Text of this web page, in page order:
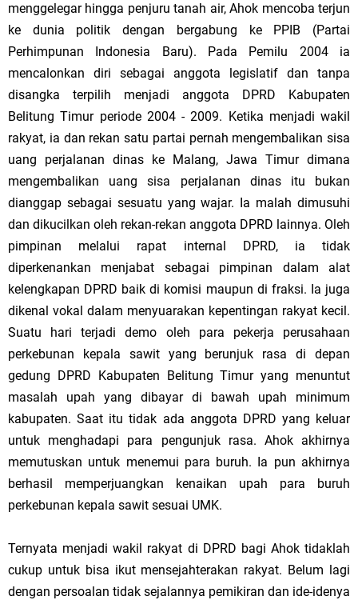
menggelegar hingga penjuru tanah air, Ahok mencoba terjun
ke dunia politik dengan bergabung ke PPIB (Partai
Perhimpunan Indonesia Baru). Pada Pemilu 2004 ia
mencalonkan diri sebagai anggota legislatif dan tanpa
disangka terpilih menjadi anggota DPRD Kabupaten
Belitung Timur periode 2004 - 2009. Ketika menjadi wakil
rakyat, ia dan rekan satu partai pernah mengembalikan sisa
uang perjalanan dinas ke Malang, Jawa Timur dimana
mengembalikan uang sisa perjalanan dinas itu bukan
dianggap sebagai sesuatu yang wajar. Ia malah dimusuhi
dan dikucilkan oleh rekan-rekan anggota DPRD lainnya. Oleh
pimpinan melalui rapat internal DPRD, ia tidak
diperkenankan menjabat sebagai pimpinan dalam alat
kelengkapan DPRD baik di komisi maupun di fraksi. Ia juga
dikenal vokal dalam menyuarakan kepentingan rakyat kecil.
Suatu hari terjadi demo oleh para pekerja perusahaan
perkebunan kepala sawit yang berunjuk rasa di depan
gedung DPRD Kabupaten Belitung Timur yang menuntut
masalah upah yang dibayar di bawah upah minimum
kabupaten. Saat itu tidak ada anggota DPRD yang keluar
untuk menghadapi para pengunjuk rasa. Ahok akhirnya
memutuskan untuk menemui para buruh. Ia pun akhirnya
berhasil memperjuangkan kenaikan upah para buruh
perkebunan kepala sawit sesuai UMK.
Ternyata menjadi wakil rakyat di DPRD bagi Ahok tidaklah
cukup untuk bisa ikut mensejahterakan rakyat. Belum lagi
dengan persoalan tidak sejalannya pemikiran dan ide-idenya